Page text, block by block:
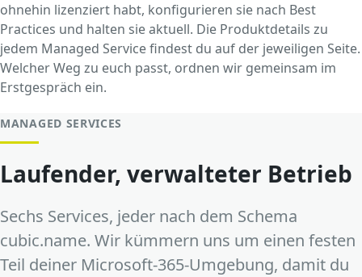
ohnehin lizenziert habt, konfigurieren sie nach Best
Practices und halten sie aktuell. Die Produktdetails zu
jedem Managed Service findest du auf der jeweiligen Seite.
Welcher Weg zu euch passt, ordnen wir gemeinsam im
Erstgespräch ein.
MANAGED SERVICES
Laufender, verwalteter Betrieb
Sechs Services, jeder nach dem Schema
cubic.name. Wir kümmern uns um einen festen
Teil deiner Microsoft-365-Umgebung, damit du